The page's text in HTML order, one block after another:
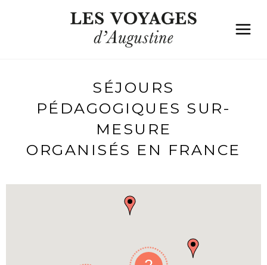
SÉJOURS
PÉDAGOGIQUES SUR-
MESURE
ORGANISÉS EN FRANCE